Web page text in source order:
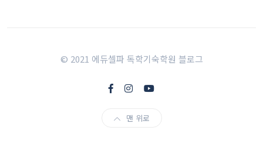
© 2021 에듀셀파 독학기숙학원 블로그
맨 위로